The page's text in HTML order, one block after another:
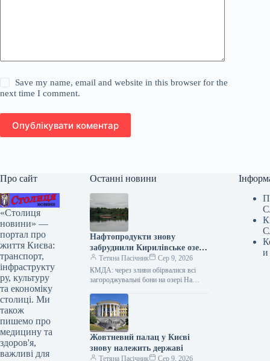
Save my name, email and website in this browser for the
next time I comment.
Опублікувати коментар
Про сайт
«Столиця
новини» —
портал про
життя Києва:
транспорт,
інфраструкту
ру, культуру
та економіку
столиці. Ми
також
пишемо про
медицину та
здоров'я,
важливі для
Останні новини
Нафтопродукти знову
забруднили Кирилівське озеро
у Києві.
Тетяна Пасічник
Сер 9, 2026
КМДА: через зливи обірвалися всі
загороджувальні бони на озері На
Сирець у столиці знову зафіксовано…
Жовтневий палац у Києві
знову належить державі
Тетяна Пасічник Сер 9, 2026
и